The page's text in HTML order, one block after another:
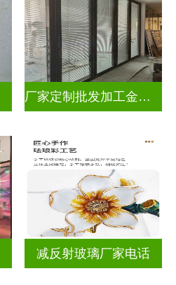
厂家定制批发加工金属丝夹丝玻璃
减反射玻璃厂家电话